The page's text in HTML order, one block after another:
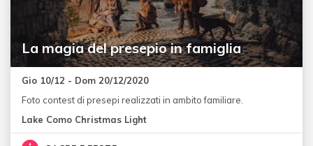
La magia del presepio in famiglia
Gio 10/12 - Dom 20/12/2020
Foto contest di presepi realizzati in ambito familiare.
Lake Como Christmas Light